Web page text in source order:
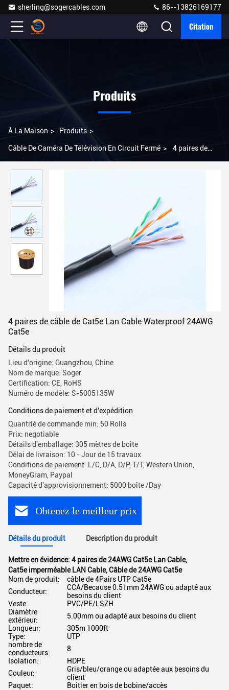
sherling@sogercables.com 86--13826169177
Citation
Produits
À La Maison > Produits >
Câble De Caméra De Télévision En Circuit Fermé > 4 paires de
4 paires de câble de Cat5e Lan Cable Waterproof 24AWG
Cat5e
Détails du produit
Lieu d'origine: Guangzhou, Chine
Nom de marque: Soger
Certification: CE, RoHS
Numéro de modèle: S-5005135W
Conditions de paiement et d'expédition
Quantité de commande min: 50 Rolls
Prix: negotiable
Détails d'emballage: 305 mètres de boîte
Délai de livraison: 10 - Jour de 15 travaux
Conditions de paiement: L/C, D/A, D/P, T/T, Western Union,
MoneyGram, Paypal
Capacité d'approvisionnement: 5000 boîte /Day
Obtenez le meilleur prix
Détails du produit Description du produit
Mettre en évidence: 4 paires de 24AWG Cat5e Lan Cable,
Cat5e imperméable LAN Cable,Câble de 24AWG Cat5e
Nom de produit:
câble de 4Pairs UTP Cat5e
Conducteur:
CCA/Because 0.51mm 24AWG ou adapté aux
besoins du client
Veste:
PVC/PE/LSZH
Diamètre
extérieur:
5.00mm ou adapté aux besoins du client
Longueur:
305m 1000ft
Type:
UTP
nombre de
conducteurs:
8
Isolation:
HDPE
Couleur:
Gris/bleu/orange ou adaptée aux besoins du
client
Paquet:
Boitier en bois de bobine/accès